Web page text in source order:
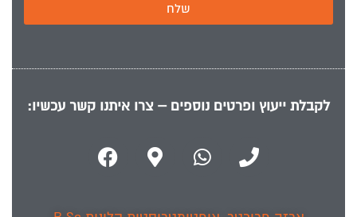
שלח
לקבלת ייעוץ ופרטים נוספים – צרו איתנו קשר עכשיו: